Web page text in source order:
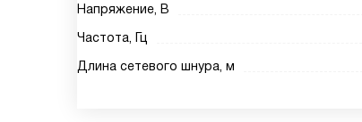
Напряжение, В
Частота, Гц
Длина сетевого шнура, м